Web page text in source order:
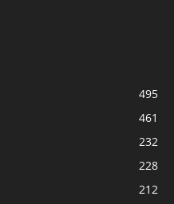
495
461
232
228
212